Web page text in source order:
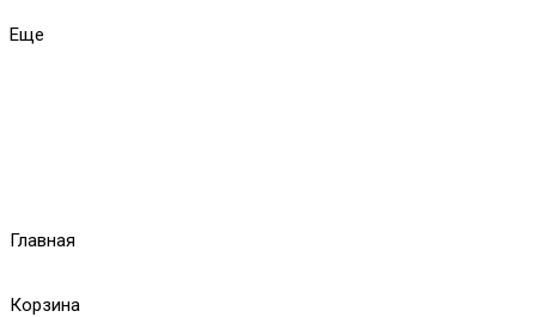
Еще
Главная
Корзина